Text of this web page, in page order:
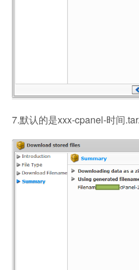
7.默认的是xxx-cpanel-时间